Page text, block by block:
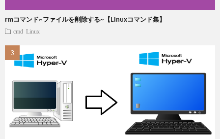
rmコマンド~ファイルを削除する~【Linuxコマンド集】
cmd Linux